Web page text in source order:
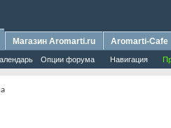
Опции форума Навигация
Магазин Aromarti.ru Aromarti-Cafe